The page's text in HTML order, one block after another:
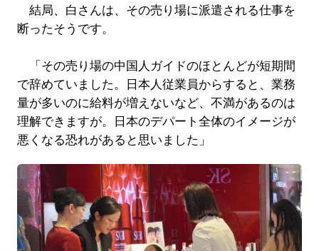
結局、白さんは、その売り場に派遣される仕事を
断ったそうです。
「その売り場の中国人ガイドのほとんどが短期間
で辞めていました。日本人従業員からすると、業務
量が多いのに給料が増えないなど、不満があるのは
理解できますが。日本のデパート全体のイメージが
悪くなる恐れがあると思いました」